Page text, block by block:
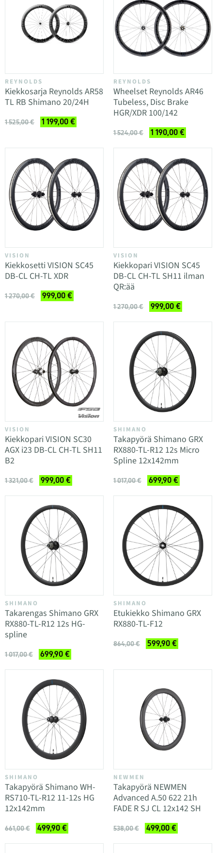
REYNOLDS
Kiekkosarja Reynolds AR58
TL RB Shimano 20/24H
1 525,00 € 1 199,00 €
REYNOLDS
Wheelset Reynolds AR46
Tubeless, Disc Brake
HGR/XDR 100/142
1 524,00 € 1 190,00 €
VISION
Kiekkosetti VISION SC45
DB-CL CH-TL XDR
1 270,00 € 999,00 €
VISION
Kiekkopari VISION SC45
DB-CL CH-TL SH11 ilman
QR:ää
1 270,00 € 999,00 €
VISION
Kiekkopari VISION SC30
AGX i23 DB-CL CH-TL SH11
B2
1 321,00 € 999,00 €
SHIMANO
Takapyörä Shimano GRX
RX880-TL-R12 12s Micro
Spline 12x142mm
1 017,00 € 699,90 €
SHIMANO
Takarengas Shimano GRX
RX880-TL-R12 12s HG-
spline
1 017,00 € 699,90 €
SHIMANO
Etukiekko Shimano GRX
RX880-TL-F12
864,00 € 599,90 €
SHIMANO
Takapyörä Shimano WH-
RS710-TL-R12 11-12s HG
12x142mm
661,00 € 499,90 €
NEWMEN
Takapyörä NEWMEN
Advanced A.50 622 21h
FADE R SJ CL 12x142 SH
538,00 € 499,00 €